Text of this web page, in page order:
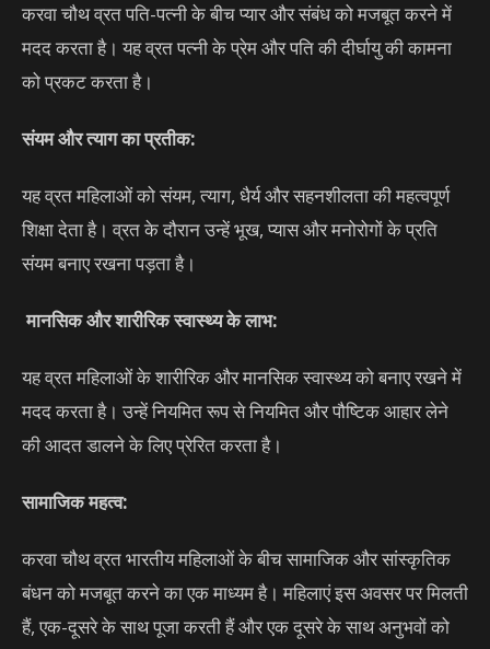
करवा चौथ व्रत पति-पत्नी के बीच प्यार और संबंध को मजबूत करने में
मदद करता है। यह व्रत पत्नी के प्रेम और पति की दीर्घायु की कामना
को प्रकट करता है।
संयम और त्याग का प्रतीक:
यह व्रत महिलाओं को संयम, त्याग, धैर्य और सहनशीलता की महत्वपूर्ण
शिक्षा देता है। व्रत के दौरान उन्हें भूख, प्यास और मनोरोगों के प्रति
संयम बनाए रखना पड़ता है।
मानसिक और शारीरिक स्वास्थ्य के लाभ:
यह व्रत महिलाओं के शारीरिक और मानसिक स्वास्थ्य को बनाए रखने में
मदद करता है। उन्हें नियमित रूप से नियमित और पौष्टिक आहार लेने
की आदत डालने के लिए प्रेरित करता है।
सामाजिक महत्व:
करवा चौथ व्रत भारतीय महिलाओं के बीच सामाजिक और सांस्कृतिक
बंधन को मजबूत करने का एक माध्यम है। महिलाएं इस अवसर पर मिलती
हैं, एक-दूसरे के साथ पूजा करती हैं और एक दूसरे के साथ अनुभवों को